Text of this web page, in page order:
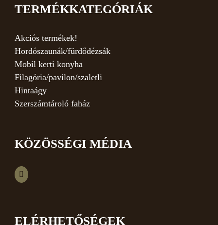
TERMÉKKATEGÓRIÁK
Akciós termékek!
Hordószaunák/fürdődézsák
Mobil kerti konyha
Filagória/pavilon/szaletli
Hintaágy
Szerszámtároló faház
KÖZÖSSÉGI MÉDIA
ELÉRHETŐSÉGEK